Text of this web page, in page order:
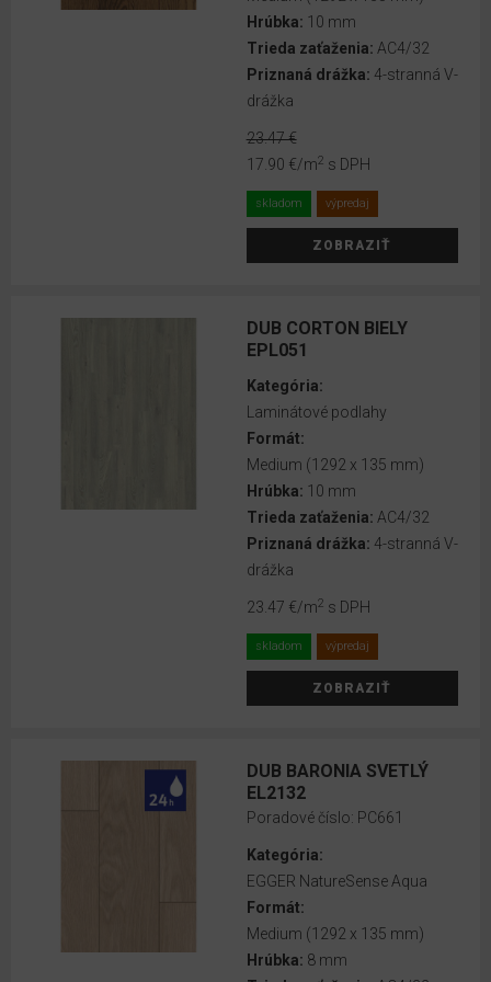
Hrúbka: 10 mm
Trieda zaťaženia: AC4/32
Priznaná drážka: 4-stranná V-
drážka
23.47 €
17.90 €/m2 s DPH
skladom výpredaj
ZOBRAZIŤ
DUB CORTON BIELY
EPL051
Kategória:
Laminátové podlahy
Formát:
Medium (1292 x 135 mm)
Hrúbka: 10 mm
Trieda zaťaženia: AC4/32
Priznaná drážka: 4-stranná V-
drážka
23.47 €/m2 s DPH
skladom výpredaj
ZOBRAZIŤ
DUB BARONIA SVETLÝ
EL2132
Poradové číslo: PC661
Kategória:
EGGER NatureSense Aqua
Formát:
Medium (1292 x 135 mm)
Hrúbka: 8 mm